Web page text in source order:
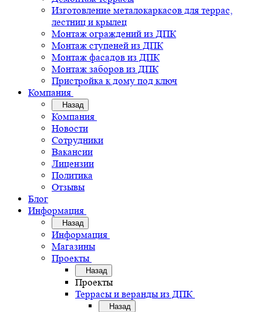
Изготовление металокаркасов для террас,
лестниц и крылец
Монтаж ограждений из ДПК
Монтаж ступеней из ДПК
Монтаж фасадов из ДПК
Монтаж заборов из ДПК
Пристройка к дому под ключ
Компания
Назад
Компания
Новости
Сотрудники
Вакансии
Лицензии
Политика
Отзывы
Блог
Информация
Назад
Информация
Магазины
Проекты
Назад
Проекты
Террасы и веранды из ДПК
Назад